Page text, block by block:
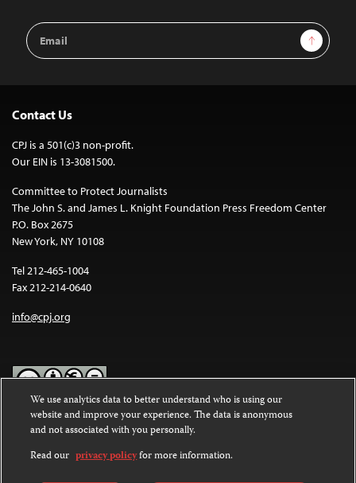
Email
Address
Sign Up
Contact Us
CPJ is a 501(c)3 non-profit.
Our EIN is 13-3081500.
Committee to Protect Journalists
The John S. and James L. Knight Foundation Press Freedom Center
P.O. Box 2675
New York, NY 10108
Tel 212-465-1004
Fax 212-214-0640
info@cpj.org
Except where noted, text on this website is licensed under a
Commons Attribution-NonCommercial-NoDerivatives 4.0
International License.
We use analytics data to better understand who is using our
website and improve your experience. The data is anonymous
and not associated with you personally.
Read our privacy policyfor more information.